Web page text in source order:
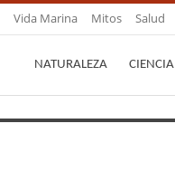
Vida Marina Mitos Salud
NATURALEZA CIENCIA